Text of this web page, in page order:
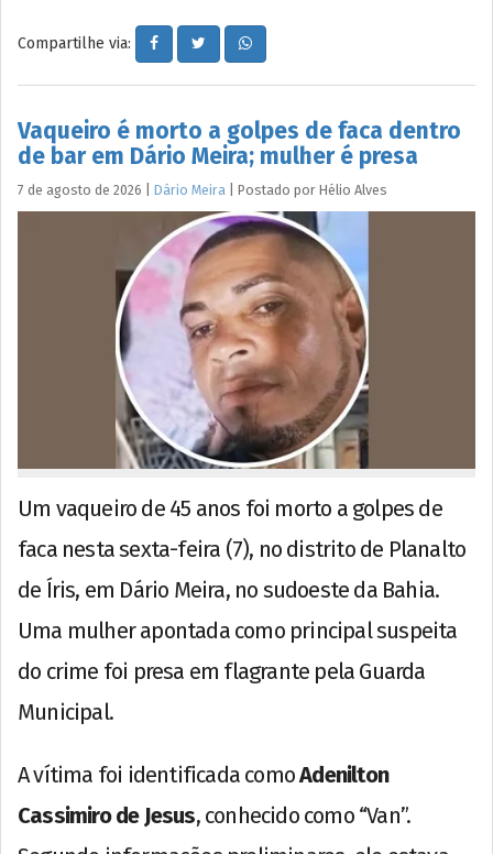
Compartilhe via:
Vaqueiro é morto a golpes de faca dentro
de bar em Dário Meira; mulher é presa
7 de agosto de 2026 Dário Meira Postado por Hélio Alves
Um vaqueiro de 45 anos foi morto a golpes de
faca nesta sexta-feira (7), no distrito de Planalto
de Íris, em Dário Meira, no sudoeste da Bahia.
Uma mulher apontada como principal suspeita
do crime foi presa em flagrante pela Guarda
Municipal.
A vítima foi identificada comoAdenilton
Cassimiro de Jesus, conhecido como “Van”.